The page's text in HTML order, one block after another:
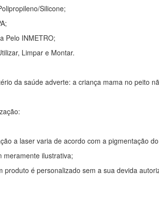
Silicone;
Pelo INMETRO;
Limpar e Montar.
da saúde adverte: a criança mama no peito
a laser varia de acordo com a pigmentação
meramente ilustrativa;
produto é personalizado sem a sua devida